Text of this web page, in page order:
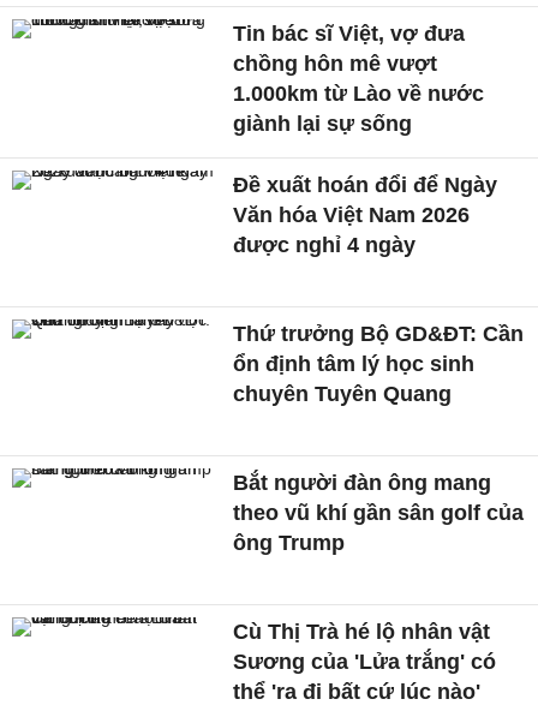
Tin bác sĩ Việt, vợ đưa
chồng hôn mê vượt
1.000km từ Lào về nước
giành lại sự sống
Đề xuất hoán đổi để Ngày
Văn hóa Việt Nam 2026
được nghỉ 4 ngày
Thứ trưởng Bộ GD&ĐT: Cần
ổn định tâm lý học sinh
chuyên Tuyên Quang
Bắt người đàn ông mang
theo vũ khí gần sân golf của
ông Trump
Cù Thị Trà hé lộ nhân vật
Sương của 'Lửa trắng' có
thể 'ra đi bất cứ lúc nào'